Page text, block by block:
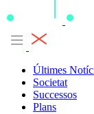
Últimes
Societat
Successos
Plans